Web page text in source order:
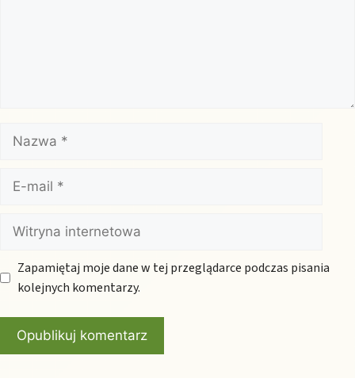
Nazwa
mail
Witryna
internetowa
Zapamiętaj moje dane w tej przeglądarce podczas pisania
kolejnych komentarzy.